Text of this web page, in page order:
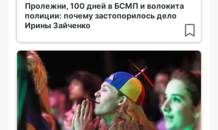
Пролежни, 100 дней в БСМП и волокита
полиции: почему застопорилось дело
Ирины Зайченко